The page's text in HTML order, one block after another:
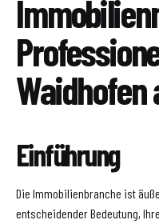
Waidhofen
Einführung
Die Immobilienbranche ist
entscheidender Bedeutung,